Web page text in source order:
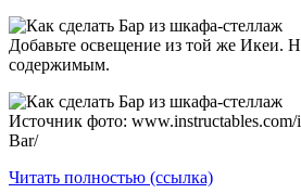
Добавьте освещение из той же Икеи.
содержимым.
Источник фото:
Bar/
Читать полностью (ссылка)